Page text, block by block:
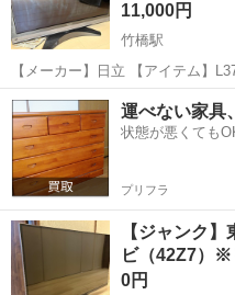
11,000円
竹橋駅
【メーカー】日立 【アイテム】
2011年製 【型番】L37-XP05 【
650x奥行300mm（高さ、奥行き
東京 千代田区 竹橋駅
運べない家具
状態が悪くても
プリフラ
【ジャンク
ビ（42Z7）※
0円